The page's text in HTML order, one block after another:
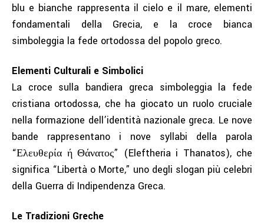
blu e bianche rappresenta il cielo e il mare, elementi
fondamentali della Grecia, e la croce bianca
simboleggia la fede ortodossa del popolo greco.
Elementi Culturali e Simbolici
La croce sulla bandiera greca simboleggia la fede
cristiana ortodossa, che ha giocato un ruolo cruciale
nella formazione dell’identità nazionale greca. Le nove
bande rappresentano i nove syllabi della parola
“Ελευθερία ή Θάνατος” (Eleftheria i Thanatos), che
significa “Libertà o Morte,” uno degli slogan più celebri
della Guerra di Indipendenza Greca.
Le Tradizioni Greche